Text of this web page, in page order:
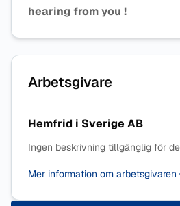
hearing from you !
Arbetsgivare
Hemfrid i Sverige AB
Ingen beskrivning tillgänglig för
Mer information om arbetsgivaren